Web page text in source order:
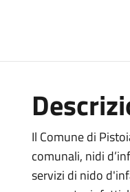
Il Comune di
comunali, nidi
servizi di nido